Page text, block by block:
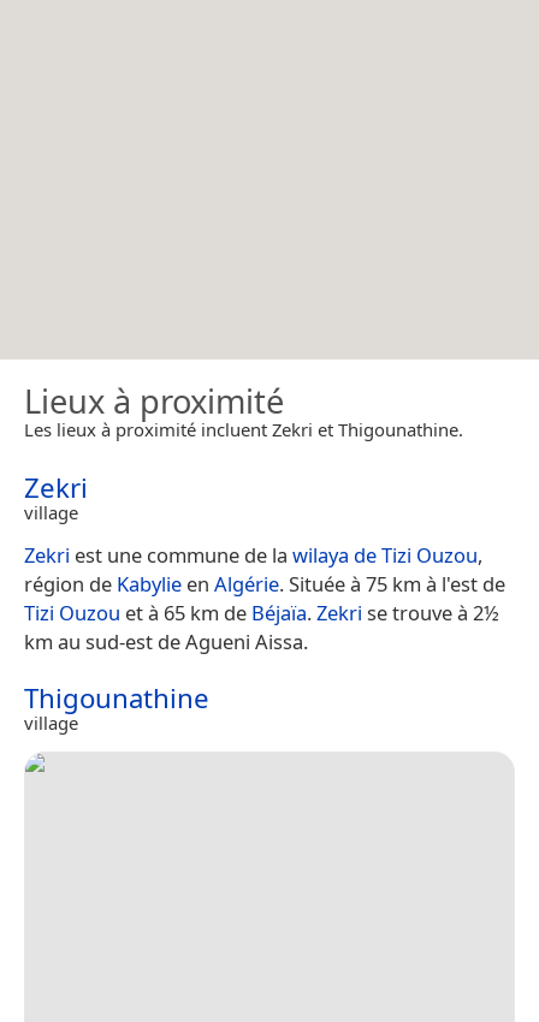
Lieux à proximité
Les lieux à proximité incluent Zekri et Thigounathine.
Zekri
village
Zekri est une commune de la wilaya de Tizi Ouzou,
région de Kabylie en Algérie. Située à 75 km à l'est de
Tizi Ouzou et à 65 km de Béjaïa.Zekri se trouve à 2½
km au sud-est de Agueni Aissa.
Thigounathine
village